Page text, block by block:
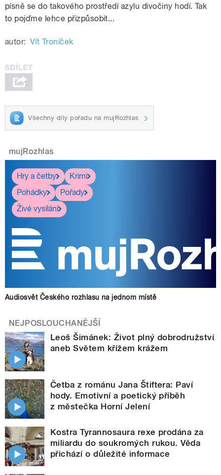
písně se do takového prostředí azylu divočiny hodí. Tak
to pojďme lehce přizpůsobit...
autor: Vít Troníček
Všechny díly pořadu na mujRozhlas
mujRozhlas
Hry a četby
Krimi
Pohádky
Pořady
Živé vysílání
Audiosvět Českého rozhlasu na jednom místě
NEJPOSLOUCHANĚJŠÍ
Leoš Šimánek: Život plný dobrodružství
aneb Světem křížem krážem
Četba z románu Jana Štiftera: Paví
hody. Emotivní a poetický příběh
z městečka Horní Jelení
Kostra Tyrannosaura rexe prodána za
miliardu do soukromých rukou. Věda
přichází o důležité informace